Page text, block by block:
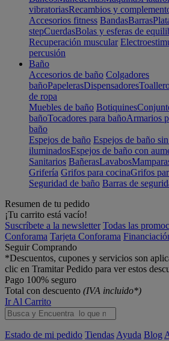
vibratoriasRecambios y
Accesorios fitness BandasBarras
stepCuerdasBolas y esferas de
Recuperación muscular
percusión
Baño
Accesorios de baño Colgadores
bañoPapelerasDispensadores
de ropa
Muebles de baño Botiquines
bañoTocadores para bañoArmarios
baño
Espejos de baño Espejos de baño
iluminadosEspejos de baño con
Sanitarios BañerasLavabos
Grifería Grifos para cocinaGrifos
Seguridad de baño Barras de
Resumen de tu pedido
¡Tu carrito está vacío!
Suscríbete a la newsletter Todas las
Conforama Tarjeta Conforama
Seguir Comprando
*Descuentos, cupones y servicios son
clic en Tramitar Pedido para ver estos
Pago 100% seguro
Total con descuento (IVA incluido*)
Ir Al Carrito
Estado de mi pedido Tiendas Ayuda Blog